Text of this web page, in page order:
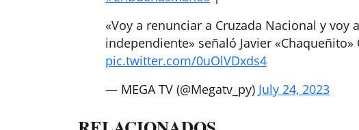
«Voy a renunciar a Cruzada Nacional y voy
independiente» señaló Javier «Chaqueñito»
pic.twitter.com/0uOlVDxds4
— MEGA TV (@Megatv_py) July 24, 2023